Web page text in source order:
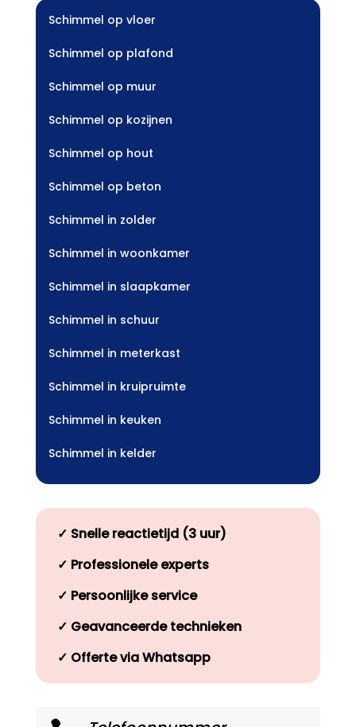
Schimmel op vloer
Schimmel op plafond
Schimmel op muur
Schimmel op kozijnen
Schimmel op hout
Schimmel op beton
Schimmel in zolder
Schimmel in woonkamer
Schimmel in slaapkamer
Schimmel in schuur
Schimmel in meterkast
Schimmel in kruipruimte
Schimmel in keuken
Schimmel in kelder
✓ Snelle reactietijd (3 uur)
✓ Professionele experts
✓ Persoonlijke service
✓ Geavanceerde technieken
✓ Offerte via Whatsapp